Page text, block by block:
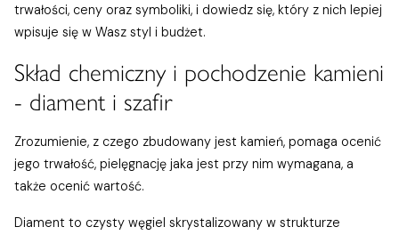
trwałości, ceny oraz symboliki, i dowiedz się, który z nich lepiej
wpisuje się w Wasz styl i budżet.
Skład chemiczny i pochodzenie kamieni
- diament i szafir
Zrozumienie, z czego zbudowany jest kamień, pomaga ocenić
jego trwałość, pielęgnację jaka jest przy nim wymagana, a
także ocenić wartość.
Diament to czysty węgiel skrystalizowany w strukturze